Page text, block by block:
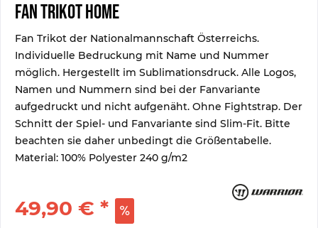
Fan Trikot Home
Fan Trikot der Nationalmannschaft Österreichs.
Individuelle Bedruckung mit Name und Nummer
möglich. Hergestellt im Sublimationsdruck. Alle Logos,
Namen und Nummern sind bei der Fanvariante
aufgedruckt und nicht aufgenäht. Ohne Fightstrap. Der
Schnitt der Spiel- und Fanvariante sind Slim-Fit. Bitte
beachten sie daher unbedingt die Größentabelle.
Material: 100% Polyester 240 g/m2
49,90 € *